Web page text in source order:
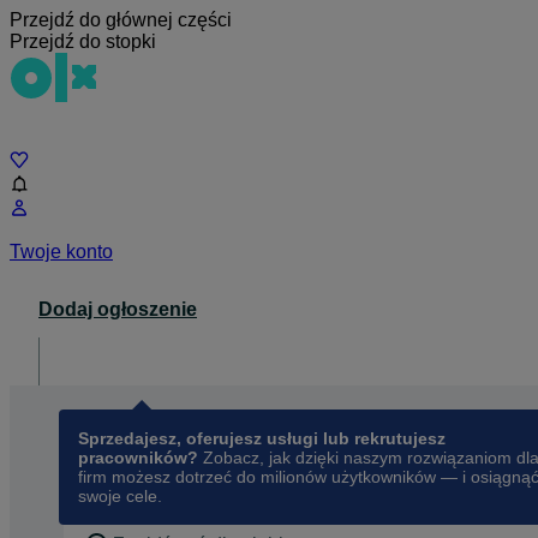
Przejdź do głównej części
Przejdź do stopki
Twoje konto
Dodaj ogłoszenie
Sprzedajesz, oferujesz usługi lub rekrutujesz
pracowników? Zobacz, jak dzięki naszym rozwiązaniom dla
firm możesz dotrzeć do milionów użytkowników — i osiągnąć
swoje cele.